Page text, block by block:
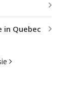
in Quebec